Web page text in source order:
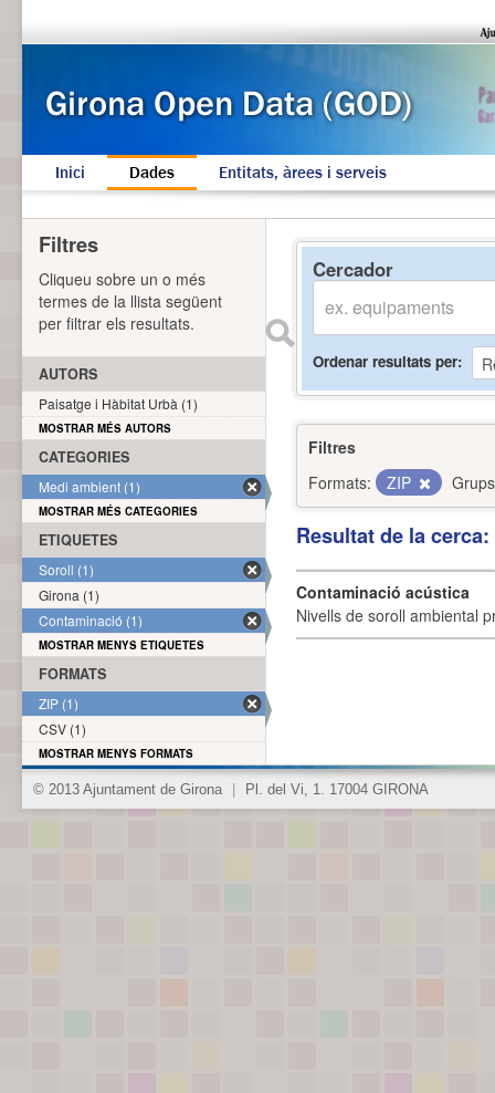
Inici Dades Entitats, àrees i serveis
Cercador
Ordenar resultats per
Filtres
Formats:
ZIP
Resultat de la
Contaminació acústica
Nivells de soroll ambiental
Filtres
Cliqueu sobre un o més
termes de la llista següent
per filtrar els resultats.
AUTORS
Paisatge i Hàbitat Urbà (1)
MOSTRAR MÉS AUTORS
CATEGORIES
Medi ambient (1)
MOSTRAR MÉS CATEGORIES
ETIQUETES
Soroll (1)
Girona (1)
Contaminació (1)
MOSTRAR MENYS ETIQUETES
FORMATS
ZIP (1)
CSV (1)
MOSTRAR MENYS FORMATS
© 2013 Ajuntament de Girona Pl. del Vi, 1. 17004 GIRONA